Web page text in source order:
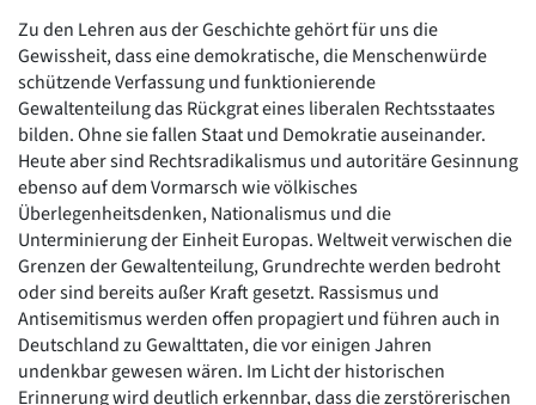
Zu den Lehren aus der Geschichte gehört für uns die
Gewissheit, dass eine demokratische, die Menschenwürde
schützende Verfassung und funktionierende
Gewaltenteilung das Rückgrat eines liberalen Rechtsstaates
bilden. Ohne sie fallen Staat und Demokratie auseinander.
Heute aber sind Rechtsradikalismus und autoritäre Gesinnung
ebenso auf dem Vormarsch wie völkisches
Überlegenheitsdenken, Nationalismus und die
Unterminierung der Einheit Europas. Weltweit verwischen die
Grenzen der Gewaltenteilung, Grundrechte werden bedroht
oder sind bereits außer Kraft gesetzt. Rassismus und
Antisemitismus werden offen propagiert und führen auch in
Deutschland zu Gewalttaten, die vor einigen Jahren
undenkbar gewesen wären. Im Licht der historischen
Erinnerung wird deutlich erkennbar, dass die zerstörerischen